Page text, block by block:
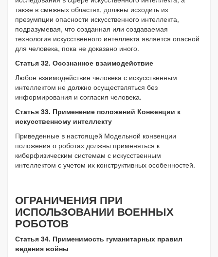
также в смежных областях, должны исходить из
презумпции опасности искусственного интеллекта,
подразумевая, что созданная или создаваемая
технология искусственного интеллекта является опасной
для человека, пока не доказано иного.
Статья 32. Осознанное взаимодействие
Любое взаимодействие человека с искусственным
интеллектом не должно осуществляться без
информирования и согласия человека.
Статья 33. Применение положений Конвенции к
искусственному интеллекту
Приведенные в настоящей Модельной конвенции
положения о роботах должны применяться к
киберфизическим системам с искусственным
интеллектом с учетом их конструктивных особенностей.
ОГРАНИЧЕНИЯ ПРИ
ИСПОЛЬЗОВАНИИ ВОЕННЫХ
РОБОТОВ
Статья 34. Применимость гуманитарных правил
ведения войны